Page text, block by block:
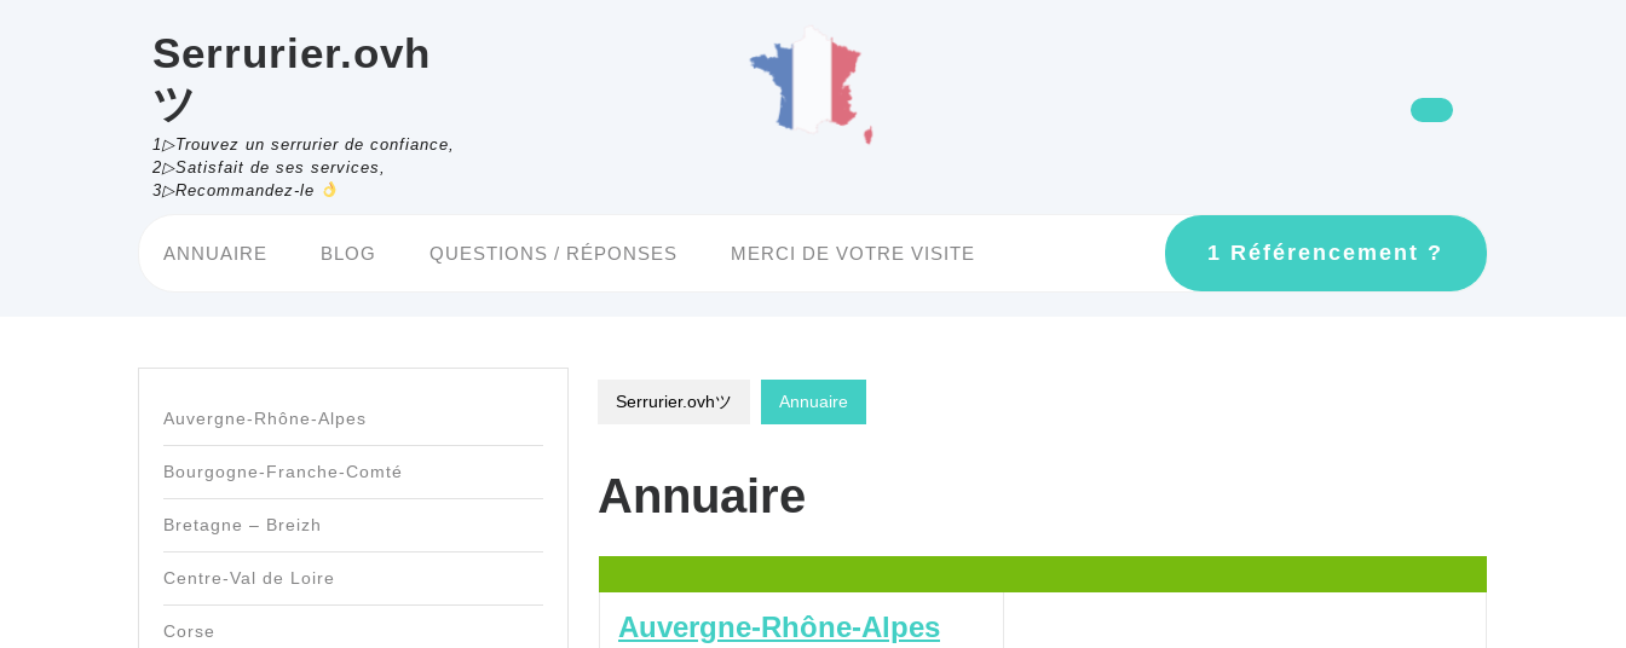
Serrurier.ovh
ツ
1▷Trouvez un serrurier de confiance,
2▷Satisfait de ses services,
3▷Recommandez-le
ANNUAIRE BLOG QUESTIONS / RÉPONSES MERCI DE VOTRE VISITE 1 Référencement ?
GET
AN
Auvergne-Rhône-Alpes
Bourgogne-Franche-Comté
Bretagne – Breizh
Centre-Val de Loire
Corse
Serrurier.ovhツ Annuaire
Annuaire
Auvergne-Rhône-Alpes